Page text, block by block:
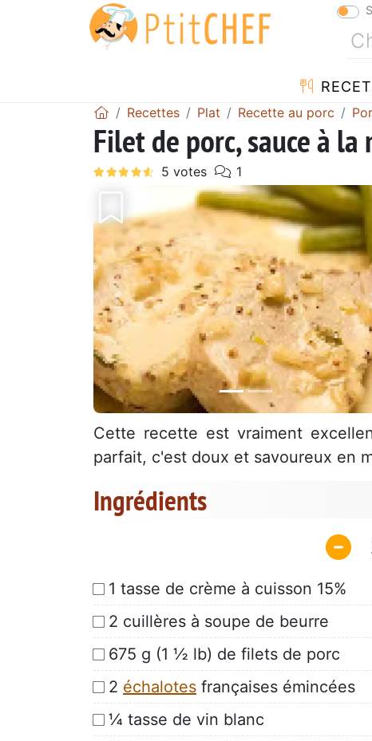
Recettes Plat Recette au porc
Filet de porc, sauce à
Précédent
Cette recette est vraiment
parfait, c'est doux et savoureux en
Ingrédients
1 tasse de crème à cuisson 15%
2 cuillères à soupe de beurre
675 g (1 ½ lb) de filets de porc
2 échalotes françaises émincées
¼ tasse de vin blanc